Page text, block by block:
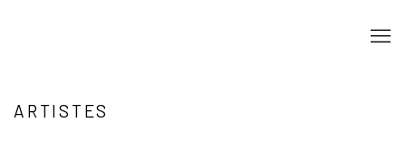
ARTISTES